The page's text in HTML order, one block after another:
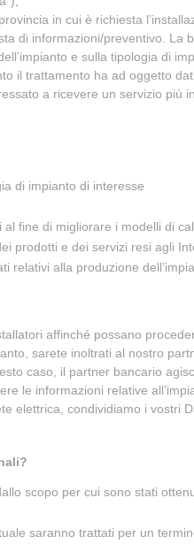
in cui è richiesta
di informazioni/preventivo.
e sulla tipologia di
il trattamento ha ad oggetto
a ricevere un servizio
di impianto di interesse
fine di migliorare i modelli di
prodotti e dei servizi resi agli
alla produzione
affinché possano
sarete inoltrati al nostro
caso, il partner bancario
le informazioni relative
elettrica, condividiamo i vostri
scopo per cui sono stati
saranno trattati per un